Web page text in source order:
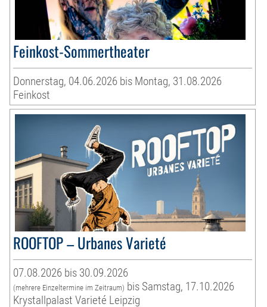
Feinkost-Sommertheater
Donnerstag, 04.06.2026 bis Montag, 31.08.2026
Feinkost
ROOFTOP – Urbanes Varieté
07.08.2026 bis 30.09.2026
(mehrere Einzeltermine im Zeitraum) bis Samstag, 17.10.2026
Krystallpalast Varieté Leipzig